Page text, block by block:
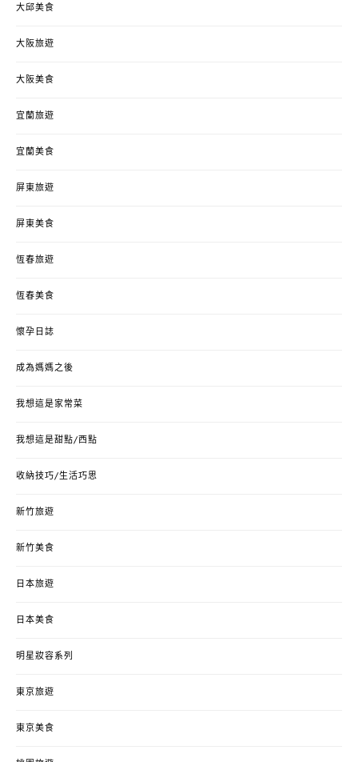
大邱美食
大阪旅遊
大阪美食
宜蘭旅遊
宜蘭美食
屏東旅遊
屏東美食
恆春旅遊
恆春美食
懷孕日誌
成為媽媽之後
我想這是家常菜
我想這是甜點/西點
收納技巧/生活巧思
新竹旅遊
新竹美食
日本旅遊
日本美食
明星妝容系列
東京旅遊
東京美食